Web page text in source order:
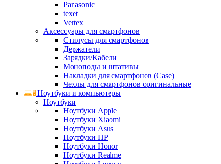
Panasonic
texet
Vertex
Аксессуары для смартфонов
Стилусы для смартфонов
Держатели
Зарядки/Кабели
Моноподы и штативы
Накладки для смартфонов (Case)
Чехлы для смартфонов оригинальные
Ноутбуки и компьютеры
Ноутбуки
Ноутбуки Apple
Ноутбуки Xiaomi
Ноутбуки Asus
Ноутбуки HP
Ноутбуки Honor
Ноутбуки Realme